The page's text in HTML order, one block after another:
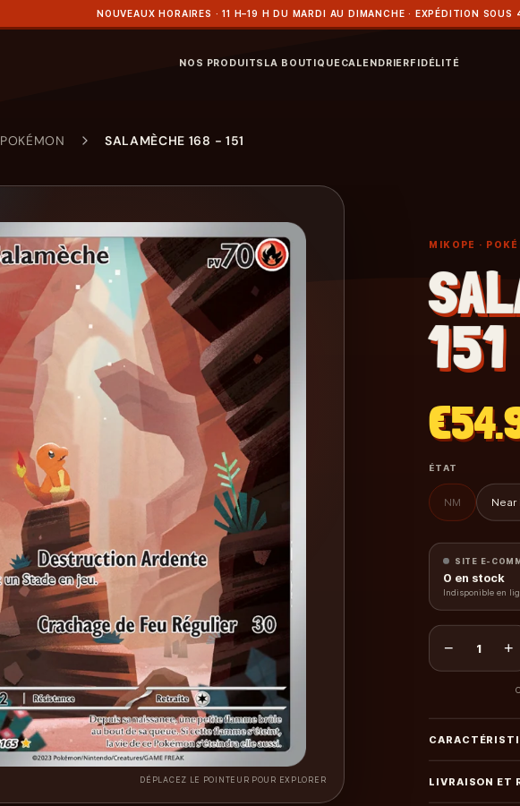
NOUVEAUX HORAIRES · 11 H–19 H DU MARDI AU DIMANCHE · EXPÉDITION SOUS
NOS PRODUITS LA BOUTIQUECALENDRIERFIDÉLITÉ
POKÉMON SALAMÈCHE 168 - 151
DÉPLACEZ LE POINTEUR POUR EXPLORER
MIKOPE ·
151
ÉTAT
NM Near
SITE E-
0 en stock
Indisponible en
− 1 +
LIVRAISON ET